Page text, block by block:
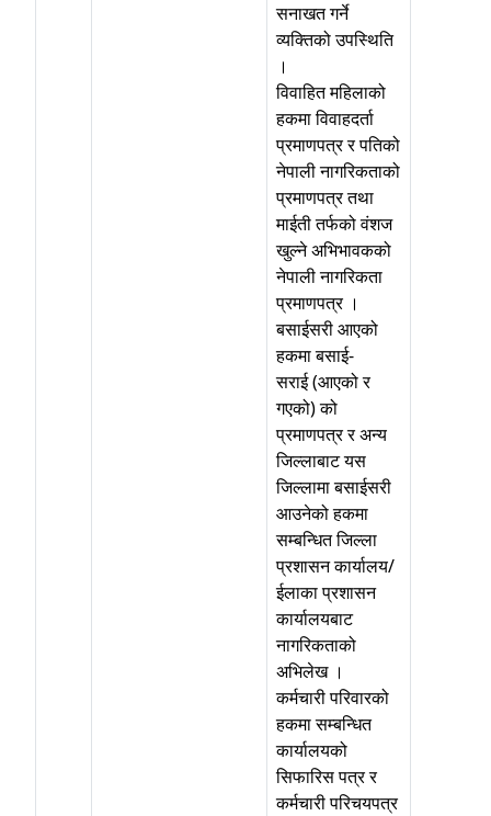
सनाखत गर्ने
व्यक्तिको उपस्थिति
।
विवाहित महिलाको
हकमा विवाहदर्ता
प्रमाणपत्र र पतिको
नेपाली नागरिकताको
प्रमाणपत्र तथा
माईती तर्फको वंशज
खुल्ने अभिभावकको
नेपाली नागरिकता
प्रमाणपत्र ।
बसाईसरी आएको
हकमा बसाई-
सराई (आएको र
गएको) को
प्रमाणपत्र र अन्य
जिल्लाबाट यस
जिल्लामा बसाईसरी
आउनेको हकमा
सम्बन्धित जिल्ला
प्रशासन कार्यालय/
ईलाका प्रशासन
कार्यालयबाट
नागरिकताको
अभिलेख ।
कर्मचारी परिवारको
हकमा सम्बन्धित
कार्यालयको
सिफारिस पत्र र
कर्मचारी परिचयपत्र